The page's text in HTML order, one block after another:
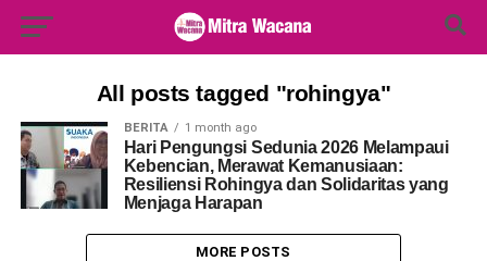
for:
All posts tagged "rohingya"
BERITA 1 month ago
Hari Pengungsi Sedunia 2026 Melampaui
Kebencian, Merawat Kemanusiaan:
Resiliensi Rohingya dan Solidaritas yang
Menjaga Harapan
MORE POSTS